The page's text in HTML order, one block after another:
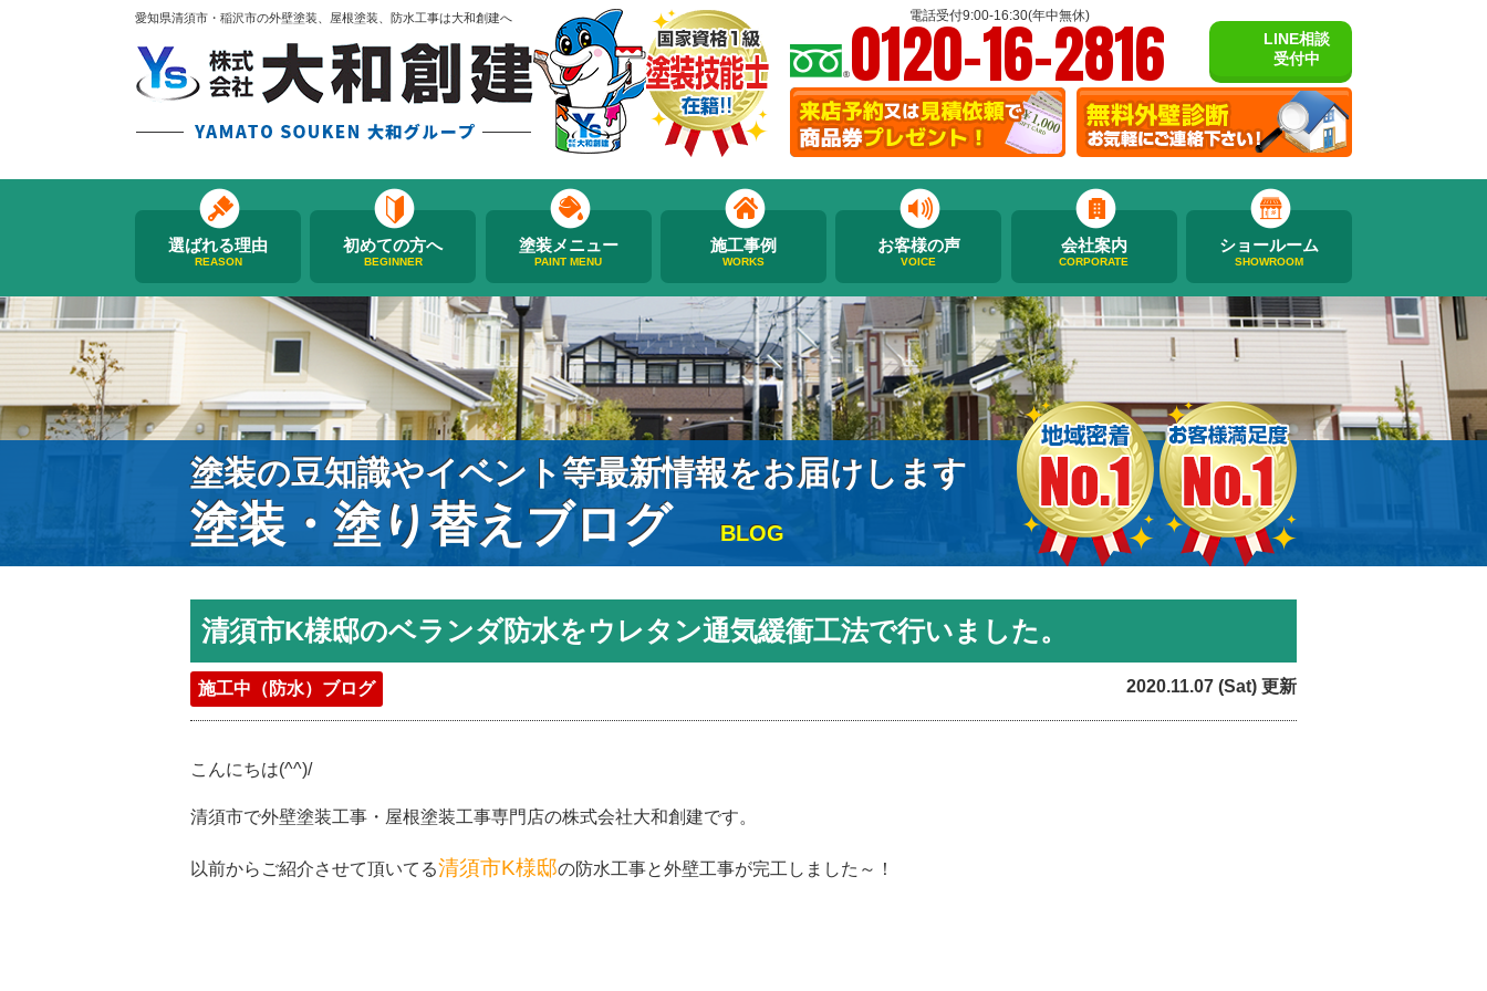
愛知県清須市・稲沢市の外壁塗装、屋根塗装、防水工事は大和創建へ 電話受付9:00-16:30(年中無休)
0120-16-2816
LINE相談
受付中
選ばれる理由
REASON
初めての方へ
BEGINNER
塗装メニュー
PAINT MENU
施工事例
WORKS
お客様の声
VOICE
会社案内
CORPORATE
ショールーム
SHOWROOM
塗装の豆知識やイベント等最新情報をお届けします
塗装・塗り替えブログ BLOG
清須市K様邸のベランダ防水をウレタン通気緩衝工法で行いました。
施工中（防水）ブログ 2020.11.07 (Sat) 更新
こんにちは(^^)/
清須市で外壁塗装工事・屋根塗装工事専門店の株式会社大和創建です。
以前からご紹介させて頂いてる清須市K様邸の防水工事と外壁工事が完工しました～！